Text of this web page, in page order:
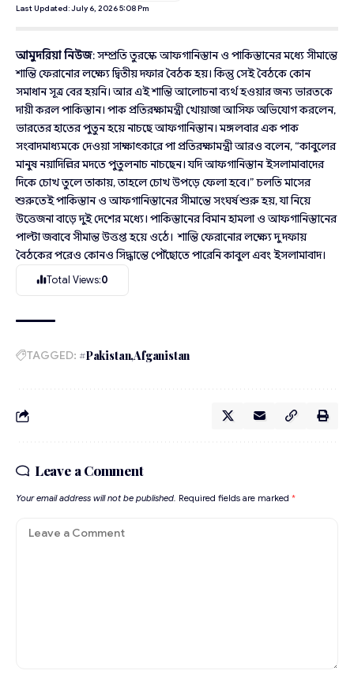
Last Updated: July 6, 2026 5:08 Pm
আমুদরিয়া নিউজ: সম্প্রতি তুরস্কে আফগানিস্তান ও পাকিস্তানের মধ্যে সীমান্তে
শান্তি ফেরানোর লক্ষ্যে দ্বিতীয় দফার বৈঠক হয়। কিন্তু সেই বৈঠকে কোন
সমাধান সূত্র বের হয়নি। আর এই শান্তি আলোচনা ব্যর্থ হওয়ার জন্য ভারতকে
দায়ী করল পাকিস্তান। পাক প্রতিরক্ষামন্ত্রী খোয়াজা আসিফ অভিযোগ করলেন,
ভারতের হাতের পুতুন হয়ে নাচছে আফগানিস্তান। মঙ্গলবার এক পাক
সংবাদমাধ্যমকে দেওয়া সাক্ষাৎকারে পা প্রতিরক্ষামন্ত্রী আরও বলেন, “কাবুলের
মানুষ নয়াদিল্লির মদতে পুতুলনাচ নাচছেন। যদি আফগানিস্তান ইসলামাবাদের
দিকে চোখ তুলে তাকায়, তাহলে চোখ উপড়ে ফেলা হবে।” চলতি মাসের
শুরুতেই পাকিস্তান ও আফগানিস্তানের সীমান্তে সংঘর্ষ শুরু হয়, যা নিয়ে
উত্তেজনা বাড়ে দুই দেশের মধ্যে। পাকিস্তানের বিমান হামলা ও আফগানিস্তানের
পাল্টা জবাবে সীমান্ত উত্তপ্ত হয়ে ওঠে। শান্তি ফেরানোর লক্ষ্যে দু দফায়
বৈঠকের পরেও কোনও সিদ্ধান্তে পৌঁছোতে পারেনি কাবুল এবং ইসলামাবাদ।
Total Views:0
TAGGED: #Pakistan Afganistan
Leave a Comment
Your email address will not be published. Required fields are marked *